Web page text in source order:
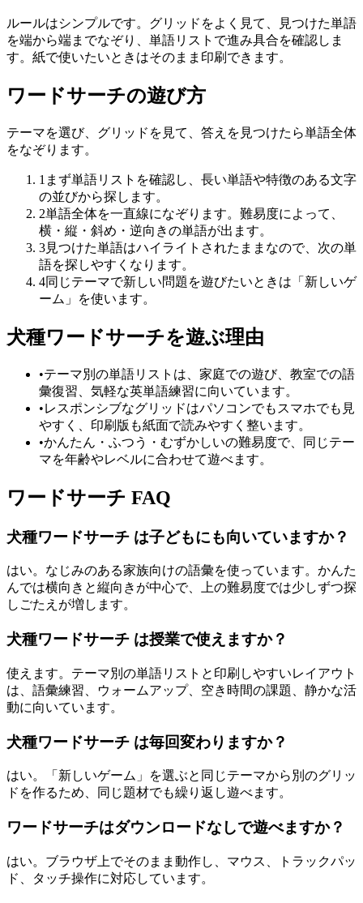
ルールはシンプルです。グリッドをよく見て、見つけた単語
を端から端までなぞり、単語リストで進み具合を確認しま
す。紙で使いたいときはそのまま印刷できます。
ワードサーチの遊び方
テーマを選び、グリッドを見て、答えを見つけたら単語全体
をなぞります。
1 まず単語リストを確認し、長い単語や特徴のある文字
の並びから探します。
2単語全体を一直線になぞります。難易度によって、
横・縦・斜め・逆向きの単語が出ます。
3見つけた単語はハイライトされたままなので、次の単
語を探しやすくなります。
4同じテーマで新しい問題を遊びたいときは「新しいゲ
ーム」を使います。
犬種ワードサーチを遊ぶ理由
•テーマ別の単語リストは、家庭での遊び、教室での語
彙復習、気軽な英単語練習に向いています。
•レスポンシブなグリッドはパソコンでもスマホでも見
やすく、印刷版も紙面で読みやすく整います。
•かんたん・ふつう・むずかしいの難易度で、同じテー
マを年齢やレベルに合わせて遊べます。
ワードサーチ FAQ
犬種ワードサーチ は子どもにも向いていますか？
はい。なじみのある家族向けの語彙を使っています。かんた
んでは横向きと縦向きが中心で、上の難易度では少しずつ探
しごたえが増します。
犬種ワードサーチ は授業で使えますか？
使えます。テーマ別の単語リストと印刷しやすいレイアウト
は、語彙練習、ウォームアップ、空き時間の課題、静かな活
動に向いています。
犬種ワードサーチ は毎回変わりますか？
はい。「新しいゲーム」を選ぶと同じテーマから別のグリッ
ドを作るため、同じ題材でも繰り返し遊べます。
ワードサーチはダウンロードなしで遊べますか？
はい。ブラウザ上でそのまま動作し、マウス、トラックパッ
ド、タッチ操作に対応しています。